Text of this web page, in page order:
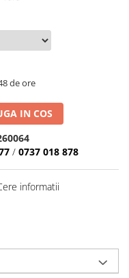
de ore
IN COS
/ 0737 018 878
informatii